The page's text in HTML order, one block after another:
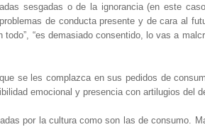
sesgadas o de la ignorancia (en este
de conducta presente y de cara al
“es demasiado consentido, lo vas a
se les complazca en sus pedidos de
emocional y presencia con artilugios del
por la cultura como son las de consumo.